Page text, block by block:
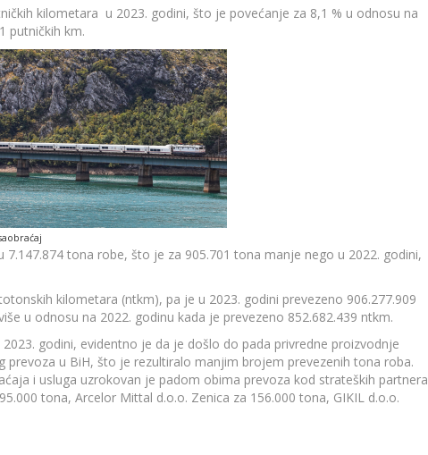
kilometara u 2023. godini, što je povećanje za 8,1 % u odnosu na
putničkih km.
7.147.874 tona robe, što je za 905.701 tona manje nego u 2022. godini,
kilometara (ntkm), pa je u 2023. godini prevezeno 906.277.909
u odnosu na 2022. godinu kada je prevezeno 852.682.439 ntkm.
godini, evidentno je da je došlo do pada privredne proizvodnje
prevoza u BiH, što je rezultiralo manjim brojem prevezenih tona roba.
i usluga uzrokovan je padom obima prevoza kod strateških partnera
tona, Arcelor Mittal d.o.o. Zenica za 156.000 tona, GIKIL d.o.o.